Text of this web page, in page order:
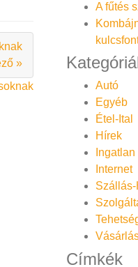
»
A fűtés
Autó
Egyéb
Étel-Ital
Hírek
Ingatlan
Internet
Szállás-
Címkék